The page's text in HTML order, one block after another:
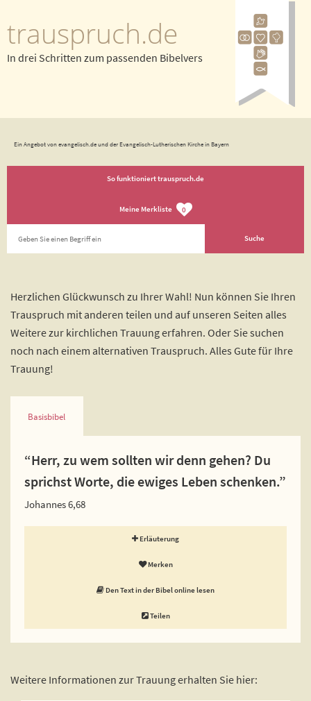
trauspruch.de
In drei Schritten zum passenden Bibelvers
Ein Angebot von evangelisch.de und der Evangelisch-Lutherischen Kirche in Bayern
So funktioniert trauspruch.de
Meine Merkliste 0
Herzlichen Glückwunsch zu Ihrer Wahl! Nun können Sie Ihren
Trauspruch mit anderen teilen und auf unseren Seiten alles
Weitere zur kirchlichen Trauung erfahren. Oder Sie suchen
noch nach einem alternativen Trauspruch. Alles Gute für Ihre
Trauung!
Basisbibel
“Herr, zu wem sollten wir denn gehen? Du
sprichst Worte, die ewiges Leben schenken.”
Johannes 6,68
Erläuterung
Merken
Den Text in der Bibel online lesen
Teilen
Weitere Informationen zur Trauung erhalten Sie hier: